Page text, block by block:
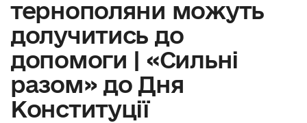
тернополяни можуть
долучитись до
допомоги | «Сильні
разом» до Дня
Конституції